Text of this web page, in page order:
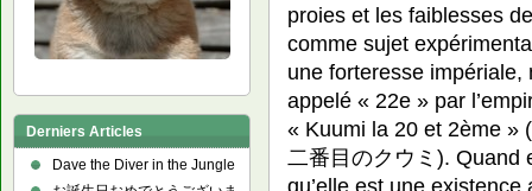
proies et les faiblesses
comme sujet
une forteresse impériale,
appelé « 22e » par
« Kuumi la 20 et 2ème »
二番目のクウミ). Quand
qu’elle est une
Derniers Articles
Dave the Diver in the Jungle